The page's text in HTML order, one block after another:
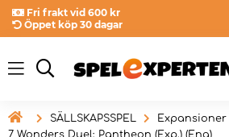
Fri frakt vid 600 kr
Öppet köp 30 dagar
 SÄLLSKAPSSPEL
Expansioner
7 Wonders Duel: Pantheon (Exp.) (Eng)